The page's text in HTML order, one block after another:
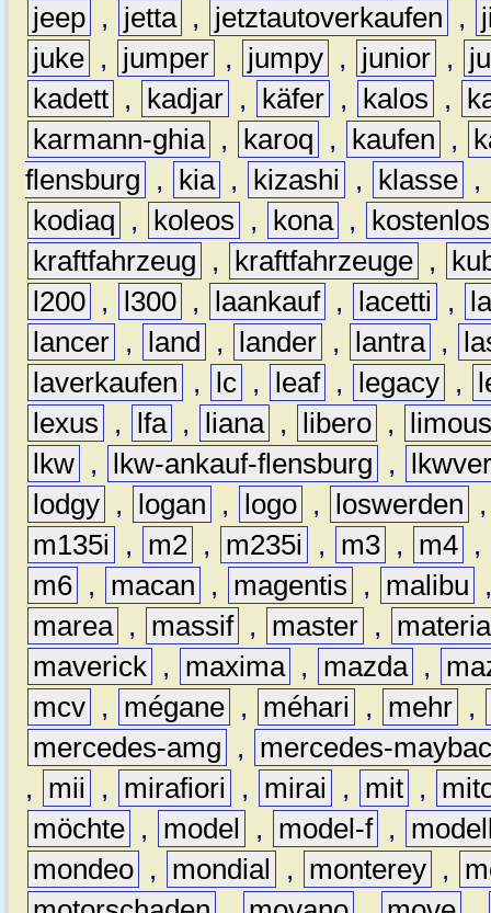
jeep , jetta , jetztautoverkaufen ,
juke , jumper , jumpy , junior ,
kadett , kadjar , käfer , kalos ,
karmann-ghia , karoq , kaufen ,
flensburg
, kia , kizashi , klasse ,
kodiaq
, koleos , kona ,
kostenlos
kraftfahrzeug
, kraftfahrzeuge ,
l200 , l300 , laankauf , lacetti ,
lancer , land , lander , lantra ,
laverkaufen
, lc , leaf , legacy ,
lexus
, lfa , liana , libero ,
lkw , lkw-ankauf-flensburg ,
lodgy , logan , logo , loswerden
m135i
, m2 , m235i , m3 , m4 ,
m6 , macan , magentis , malibu
marea , massif , master ,
materia
maverick , maxima , mazda ,
mcv , mégane , méhari , mehr ,
mercedes-amg
,
mercedes-
,
mii , mirafiori , mirai , mit ,
möchte , model , model-f ,
mondeo , mondial , monterey ,